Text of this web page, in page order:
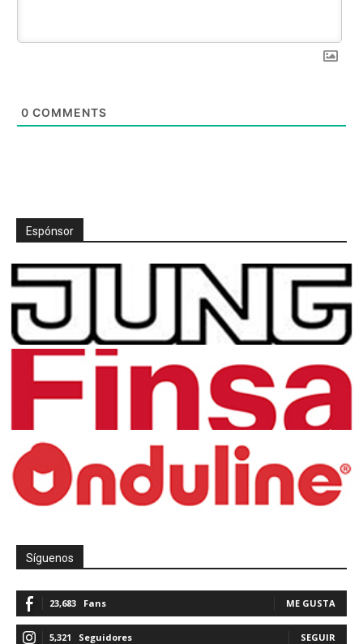
0 COMMENTS
Espónsor
Síguenos
23,683 Fans ME GUSTA
5,321 Seguidores SEGUIR